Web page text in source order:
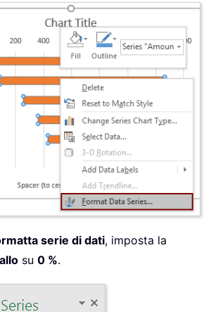
serie di dati, imposta la
su 0 %.